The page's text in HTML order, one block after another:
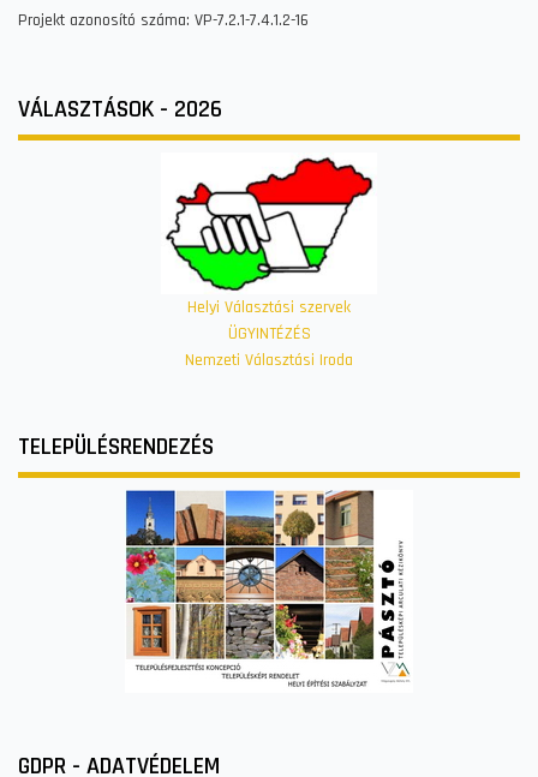
Projekt azonosító száma: VP-7.2.1-7.4.1.2-16
VÁLASZTÁSOK - 2026
Helyi Választási szervek
ÜGYINTÉZÉS
Nemzeti Választási Iroda
TELEPÜLÉSRENDEZÉS
GDPR - ADATVÉDELEM